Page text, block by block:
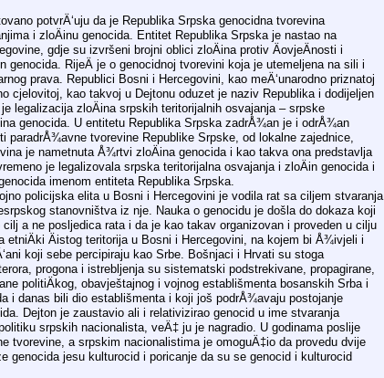
potvrÄ‘uju da je Republika Srpska genocidna tvorevina
i zloÄinu genocida. Entitet Republika Srpska je nastao na
gdje su izvršeni brojni oblici zloÄina protiv ÄovjeÄnosti i
genocida. RijeÄ je o genocidnoj tvorevini koja je utemeljena na sili i
prava. Republici Bosni i Hercegovini, kao meÄ‘unarodno priznatoj
cjelovitoj, kao takvoj u Dejtonu oduzet je naziv Republika i dodijeljen
legalizacija zloÄina srpskih teritorijalnih osvajanja – srpske
genocida. U entitetu Republika Srpska zadrÅ¾an je i odrÅ¾an
paradrÅ¾avne tvorevine Republike Srpske, od lokalne zajednice,
je nametnuta Å¾rtvi zloÄina genocida i kao takva ona predstavlja
je legalizovala srpska teritorijalna osvajanja i zloÄin genocida i
imenom entiteta Republika Srpska.
policijska elita u Bosni i Hercegovini je vodila rat sa ciljem stvaranja
stanovništva iz nje. Nauka o genocidu je došla do dokaza koji
a ne posljedica rata i da je kao takav organizovan i proveden u cilju
Äistog teritorija u Bosni i Hercegovini, na kojem bi Å¾ivjeli i
koji sebe percipiraju kao Srbe. Bošnjaci i Hrvati su stoga
progona i istrebljenja su sistematski podstrekivane, propagirane,
politiÄkog, obavještajnog i vojnog establišmenta bosanskih Srba i
i danas bili dio establišmenta i koji još podrÅ¾avaju postojanje
Dejton je zaustavio ali i relativizirao genocid u ime stvaranja
srpskih nacionalista, veÄ‡ ju je nagradio. U godinama poslije
tvorevine, a srpskim nacionalistima je omoguÄ‡io da provedu dvije
genocida jesu kulturocid i poricanje da su se genocid i kulturocid